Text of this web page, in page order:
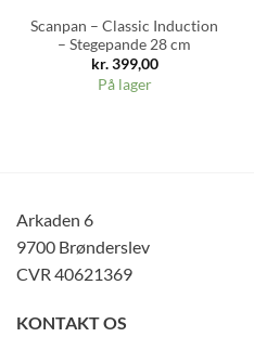
Scanpan – Classic Induction
– Stegepande 28 cm
kr.399,00
På lager
Arkaden 6
9700 Brønderslev
CVR 40621369
KONTAKT OS